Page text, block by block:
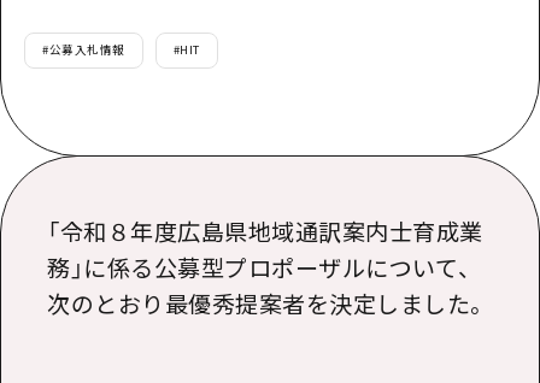
#公募入札情報 #HIT
「令和８年度広島県地域通訳案内士育成業
務」に係る公募型プロポーザルについて、
次のとおり最優秀提案者を決定しました。